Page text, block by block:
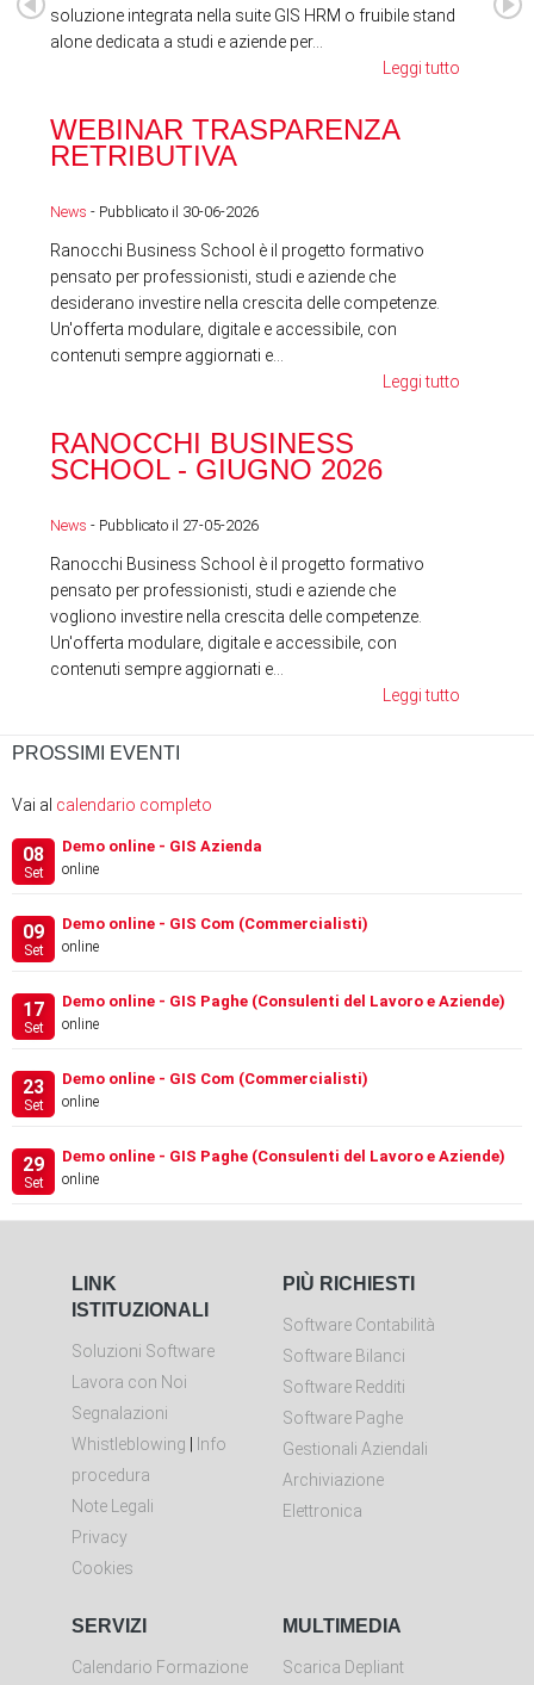
soluzione integrata nella suite GIS HRM o fruibile stand
alone dedicata a studi e aziende per...
Leggi tutto
WEBINAR TRASPARENZA
RETRIBUTIVA
News - Pubblicato il 30-06-2026
Ranocchi Business School è il progetto formativo
pensato per professionisti, studi e aziende che
desiderano investire nella crescita delle competenze.
Un'offerta modulare, digitale e accessibile, con
contenuti sempre aggiornati e...
Leggi tutto
RANOCCHI BUSINESS
SCHOOL - GIUGNO 2026
News - Pubblicato il 27-05-2026
Ranocchi Business School è il progetto formativo
pensato per professionisti, studi e aziende che
vogliono investire nella crescita delle competenze.
Un'offerta modulare, digitale e accessibile, con
contenuti sempre aggiornati e...
Leggi tutto
PROSSIMI EVENTI
Vai al calendario completo
08
Set
Demo online - GIS Azienda
online
09
Set
Demo online - GIS Com (Commercialisti)
online
17
Set
Demo online - GIS Paghe (Consulenti del Lavoro e Aziende)
online
23
Set
Demo online - GIS Com (Commercialisti)
online
29
Set
Demo online - GIS Paghe (Consulenti del Lavoro e Aziende)
online
LINK
ISTITUZIONALI
Soluzioni Software
Lavora con Noi
Segnalazioni
Whistleblowing
Info
procedura
Note Legali
Privacy
Cookies
PIÙ RICHIESTI
Software Contabilità
Software Bilanci
Software Redditi
Software Paghe
Gestionali Aziendali
Archiviazione
Elettronica
SERVIZI
Calendario Formazione
MULTIMEDIA
Scarica Depliant